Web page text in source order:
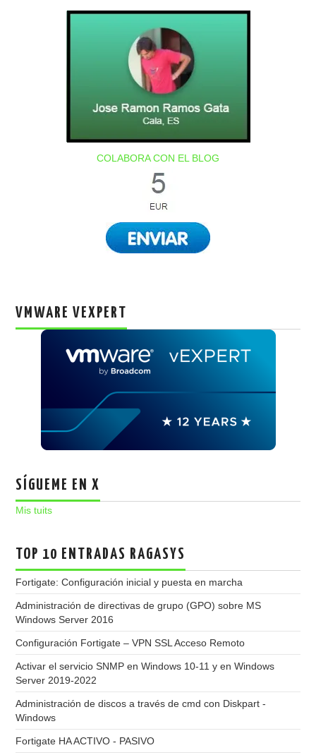
COLABORA CON EL BLOG
VMWARE VEXPERT
SÍGUEME EN X
Mis tuits
TOP 10 ENTRADAS RAGASYS
Fortigate: Configuración inicial y puesta en marcha
Administración de directivas de grupo (GPO) sobre MS
Windows Server 2016
Configuración Fortigate – VPN SSL Acceso Remoto
Activar el servicio SNMP en Windows 10-11 y en Windows
Server 2019-2022
Administración de discos a través de cmd con Diskpart -
Windows
Fortigate HA ACTIVO - PASIVO